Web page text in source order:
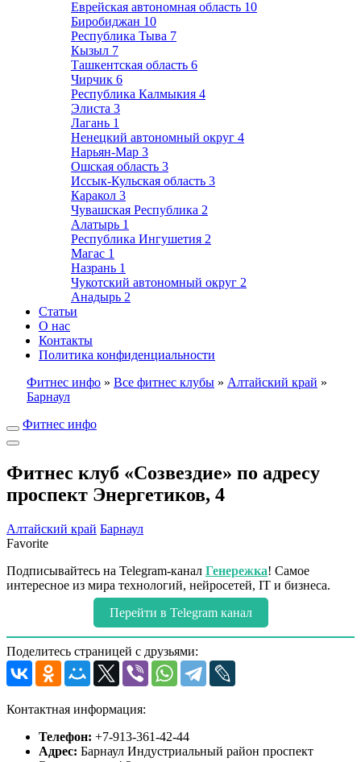
Еврейская автономная область 10
Биробиджан 10
Республика Тыва 7
Кызыл 7
Ташкентская область 6
Чирчик 6
Республика Калмыкия 4
Элиста 3
Лагань 1
Ненецкий автономный округ 4
Нарьян-Мар 3
Ошская область 3
Иссык-Кульская область 3
Каракол 3
Чувашская Республика 2
Алатырь 1
Республика Ингушетия 2
Магас 1
Назрань 1
Чукотский автономный округ 2
Анадырь 2
Статьи
О нас
Контакты
Политика конфиденциальности
Фитнес инфо » Все фитнес клубы » Алтайский край »
Барнаул
Фитнес инфо
Фитнес клуб «Созвездие» по адресу
проспект Энергетиков, 4
Алтайский край Барнаул
Favorite
Подписывайтесь на Telegram-канал Генережка! Самое
интересное из мира технологий, нейросетей, IT и бизнеса.
Перейти в Telegram канал
Поделитесь страницей с друзьями:
Контактная информация:
Телефон: +7-913-361-42-44
Адрес: Барнаул Индустриальный район проспект